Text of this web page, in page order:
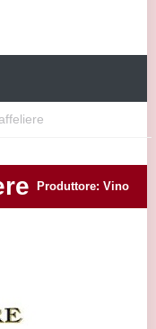
Produttore: Vino